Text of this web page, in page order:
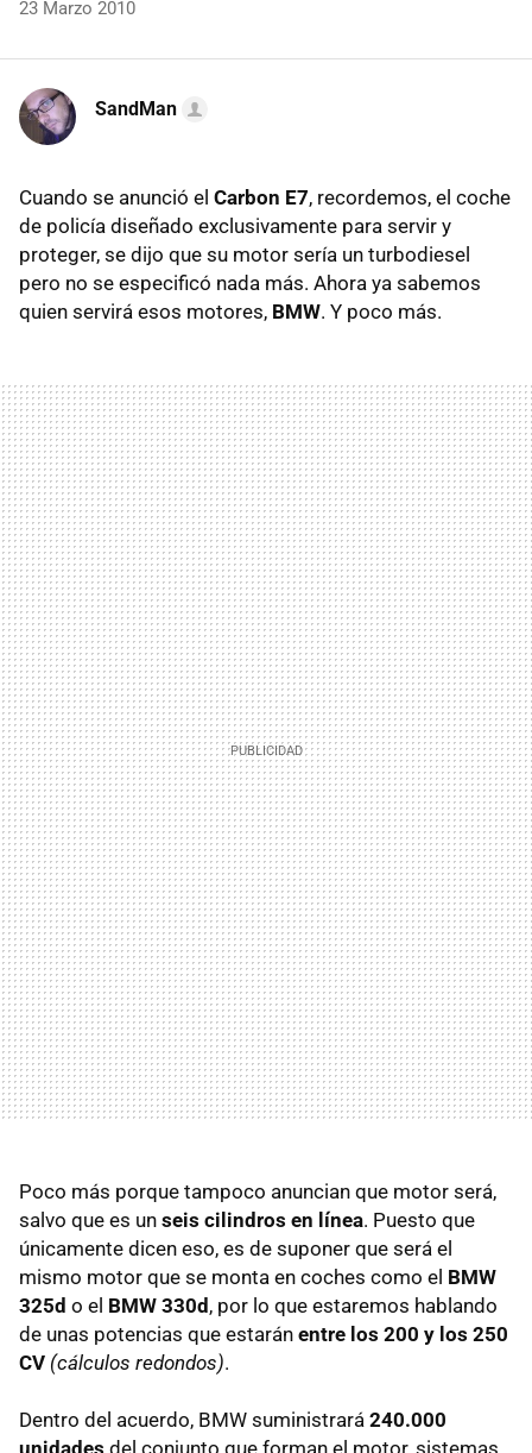
23 Marzo 2010
SandMan
Cuando se anunció el Carbon E7, recordemos, el coche
de policía diseñado exclusivamente para servir y
proteger, se dijo que su motor sería un turbodiesel
pero no se especificó nada más. Ahora ya sabemos
quien servirá esos motores, BMW. Y poco más.
Poco más porque tampoco anuncian que motor será,
salvo que es un seis cilindros en línea. Puesto que
únicamente dicen eso, es de suponer que será el
mismo motor que se monta en coches como el BMW
325d o el BMW 330d, por lo que estaremos hablando
de unas potencias que estarán entre los 200 y los 250
CV (cálculos redondos).
Dentro del acuerdo, BMW suministrará 240.000
unidades del conjunto que forman el motor, sistemas